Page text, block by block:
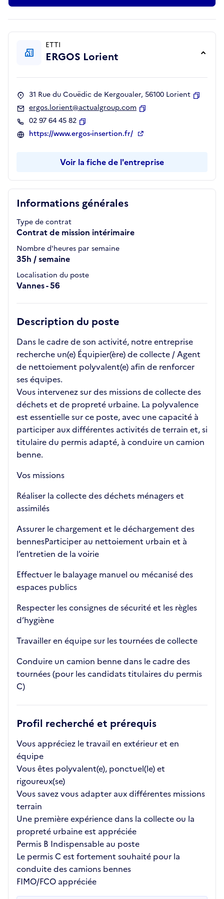
Informations générales
Type de contrat
Contrat de mission intérimaire
Nombre d'heures par semaine
35h / semaine
Localisation du poste
Vannes - 56
Description du poste
Dans le cadre de son activité, notre entreprise
recherche un(e) Équipier(ère) de collecte / Agent
de nettoiement polyvalent(e) afin de renforcer
ses équipes.
Vous intervenez sur des missions de collecte des
déchets et de propreté urbaine. La polyvalence
est essentielle sur ce poste, avec une capacité à
participer aux différentes activités de terrain et, si
titulaire du permis adapté, à conduire un camion
benne.
Vos missions
Réaliser la collecte des déchets ménagers et
assimilés
Assurer le chargement et le déchargement des
bennesParticiper au nettoiement urbain et à
l’entretien de la voirie
Effectuer le balayage manuel ou mécanisé des
espaces publics
Respecter les consignes de sécurité et les règles
d’hygiène
Travailler en équipe sur les tournées de collecte
Conduire un camion benne dans le cadre des
tournées (pour les candidats titulaires du permis
C)
Profil recherché et prérequis
Vous appréciez le travail en extérieur et en
équipe
Vous êtes polyvalent(e), ponctuel(le) et
rigoureux(se)
Vous savez vous adapter aux différentes missions
terrain
Une première expérience dans la collecte ou la
propreté urbaine est appréciée
Permis B Indispensable au poste
Le permis C est fortement souhaité pour la
conduite des camions bennes
FIMO/FCO appréciée
ETTI
ERGOS Lorient
31 Rue du Couëdic de Kergoualer, 56100 Lorient
ergos.lorient@actualgroup.com
02 97 64 45 82
Copier
https://www.ergos-insertion.fr/
Voir la fiche de l'entreprise